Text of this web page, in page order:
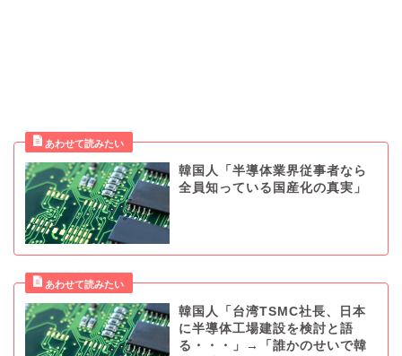
韓国人「半導体業界従事者なら
全員知っている国産化の真実」
韓国人「台湾TSMC社長、日本
に半導体工場建設を検討と語
る・・・」→「誰かのせいで韓